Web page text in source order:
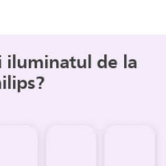
iluminatul de la